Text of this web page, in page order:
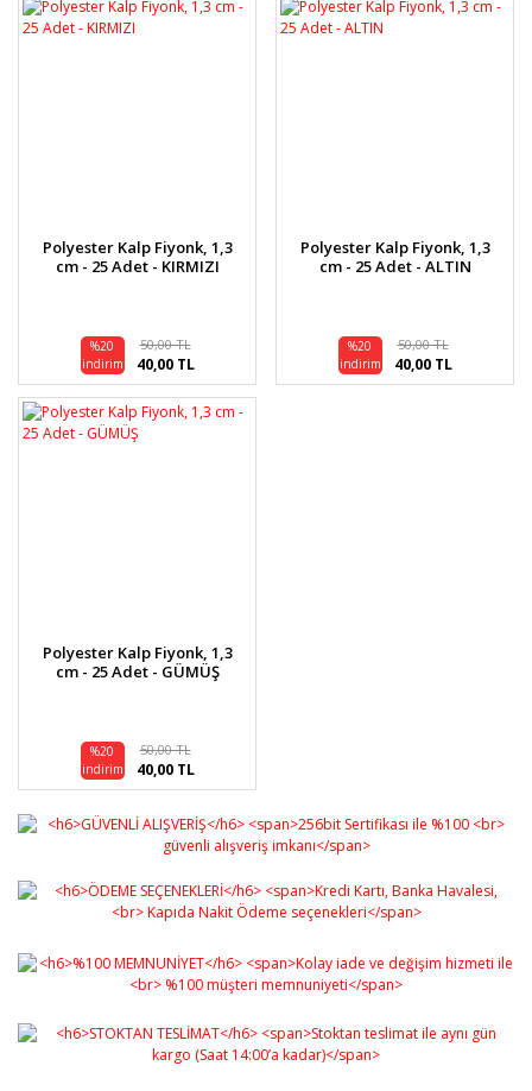
Polyester Kalp Fiyonk, 1,3
cm - 25 Adet - KIRMIZI
%20
indirim
50,00 TL
40,00 TL
Polyester Kalp Fiyonk, 1,3
cm - 25 Adet - ALTIN
%20
indirim
50,00 TL
40,00 TL
Polyester Kalp Fiyonk, 1,3
cm - 25 Adet - GÜMÜŞ
%20
indirim
50,00 TL
40,00 TL